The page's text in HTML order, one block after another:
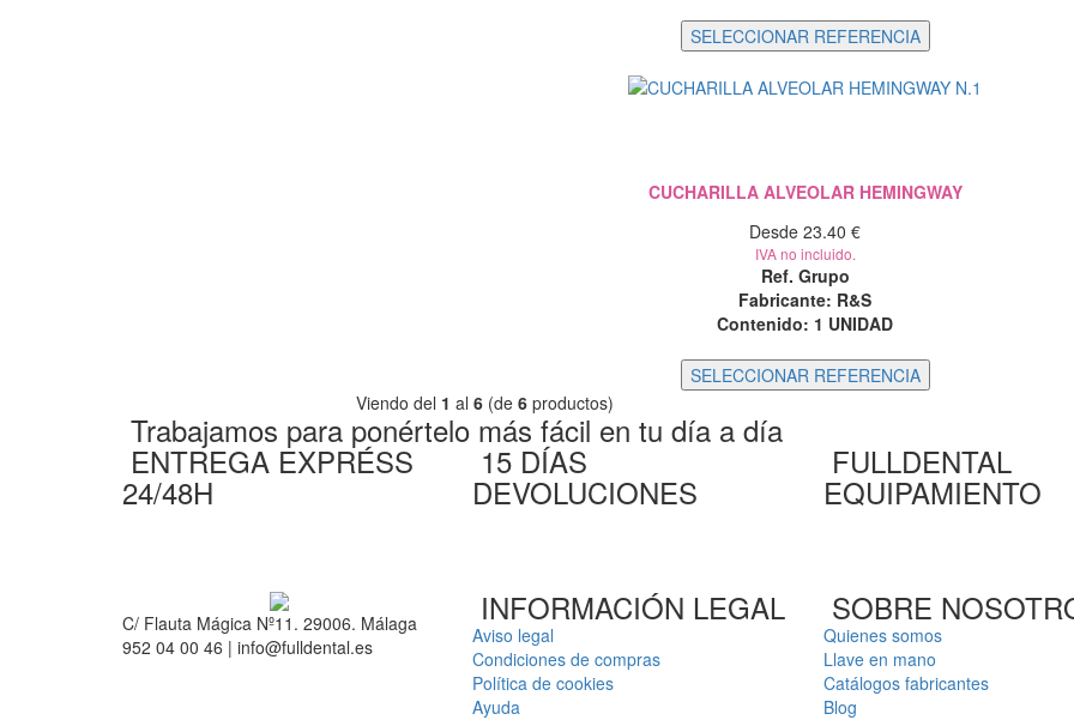
CUCHARILLA ALVEOLAR HEMINGWAY
Desde 23.40 €
IVA no incluido.
Ref. Grupo
Fabricante: R&S
Contenido: 1 UNIDAD
Viendo del 1 al 6(de 6productos)
Trabajamos para ponértelo más fácil en tu día a día
ENTREGA EXPRÉSS
24/48H
15 DÍAS
DEVOLUCIONES
FULLDENTAL
EQUIPAMIENTO
C/ Flauta Mágica Nº11. 29006. Málaga
952 04 00 46 | info@fulldental.es
INFORMACIÓN LEGAL
Aviso legal
Condiciones de compras
Política de cookies
Ayuda
SOBRE
Quienes somos
Llave en mano
Catálogos fabricantes
Blog